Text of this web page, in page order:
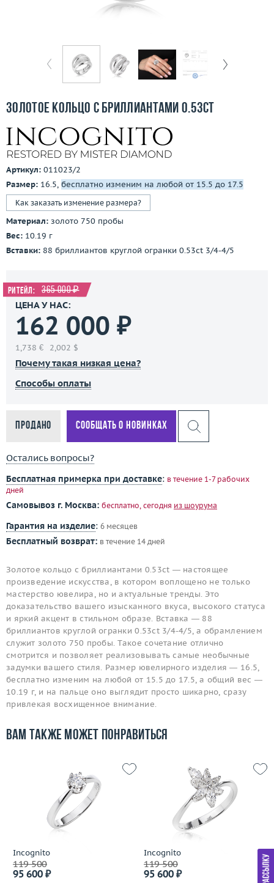
Покупка и оплата
Контакты
3D-тур по шоуруму
Заказать звонок
Золотое кольцо с бриллиантами 0.53ct
Артикул: 011023/2
Размер: 16.5, бесплатно изменим на любой от 15.5 до 17.5
Как заказать изменение размера?
Материал: золото 750 пробы
Вес: 10.19 г
Вставки: 88 бриллиантов круглой огранки 0.53ct 3/4-4/5
Ритейл: 365 000 ₽
ЦЕНА У НАС:
162 000 ₽
1,738 € 2,002 $
Почему такая низкая цена?
Способы оплаты
Продано Сообщать о новинках
Остались вопросы?
Бесплатная примерка при доставке: в течение 1-7 рабочих
дней
Самовывоз г. Москва: бесплатно, сегодня из шоурума
Гарантия на изделие: 6 месяцев
Бесплатный возврат: в течение 14 дней
Золотое кольцо с бриллиантами 0.53ct — настоящее
произведение искусства, в котором воплощено не только
мастерство ювелира, но и актуальные тренды. Это
доказательство вашего изысканного вкуса, высокого статуса
и яркий акцент в стильном образе. Вставка — 88
бриллиантов круглой огранки 0.53ct 3/4-4/5, а обрамлением
служит золото 750 пробы. Такое сочетание отлично
смотрится и позволяет реализовывать самые необычные
задумки вашего стиля. Размер ювелирного изделия — 16.5,
бесплатно изменим на любой от 15.5 до 17.5, а общий вес —
10.19 г, и на пальце оно выглядит просто шикарно, сразу
привлекая восхищенное внимание.
Вам также может понравиться
Incognito
119 500
95 600 ₽
Incognito
119 500
95 600 ₽